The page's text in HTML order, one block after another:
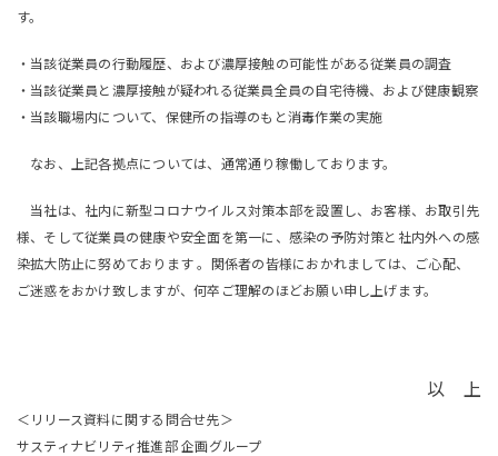
す。
・当該従業員の行動履歴、および濃厚接触の可能性がある従業員の調査
・当該従業員と濃厚接触が疑われる従業員全員の自宅待機、および健康観察
・当該職場内について、保健所の指導のもと消毒作業の実施
なお、上記各拠点については、通常通り稼働しております。
当社は、社内に新型コロナウイルス対策本部を設置し、お客様、お取引先
様、そして従業員の健康や安全面を第一に、感染の予防対策と社内外への感
染拡大防止に努めております 。関係者の皆様におかれましては、ご心配、
ご迷惑をおかけ致しますが、何卒ご理解のほどお願い申し上げます。
以 上
＜リリース資料に関する問合せ先＞
サスティナビリティ推進部 企画グループ